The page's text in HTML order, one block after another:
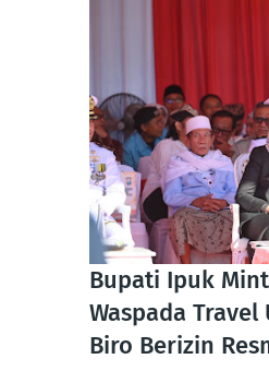
Bupati Ipuk
Waspada
Biro Berizin